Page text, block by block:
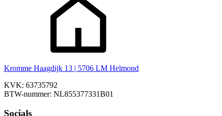
Kromme Haagdijk 13 | 5706 LM Helmond
KVK: 63735792
BTW-nummer: NL855377331B01
Socials